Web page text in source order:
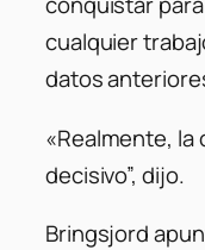
cualquier
datos
«Realmente,
decisivo”, dijo.
Bringsjord